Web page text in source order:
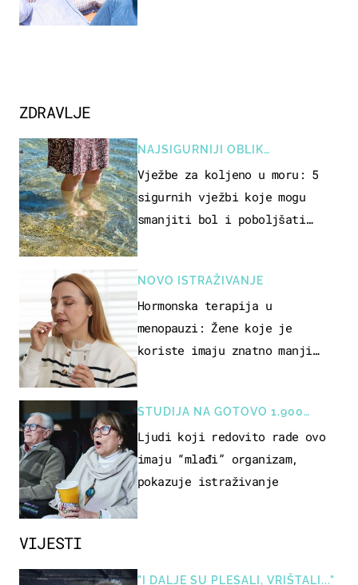
VIJESTI
"I DALJE SU PLESALI, VRIŠTALI..."
ZDRAVLJE
NAJSIGURNIJI OBLIK
REKREACIJE
Vježbe za koljeno u moru: 5
sigurnih vježbi koje mogu
smanjiti bol i poboljšati
NOVO ISTRAŽIVANJE
Hormonska terapija u
menopauzi: Žene koje je
koriste imaju znatno manji
STUDIJA NA GOTOVO 1.900
OSOBA
Ljudi koji redovito rade ovo
imaju “mlađi” organizam,
pokazuje istraživanje